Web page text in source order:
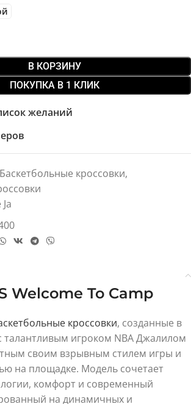
В КОРЗИНУ
ПОКУПКА В 1 КЛИК
желаний
Баскетбольные кроссовки,
Welcome To Camp
кроссовки, созданные в
талантливым игроком NBA Джалилом
своим взрывным стилем игры и
на площадке. Модель сочетает
комфорт и современный
на динамичных и